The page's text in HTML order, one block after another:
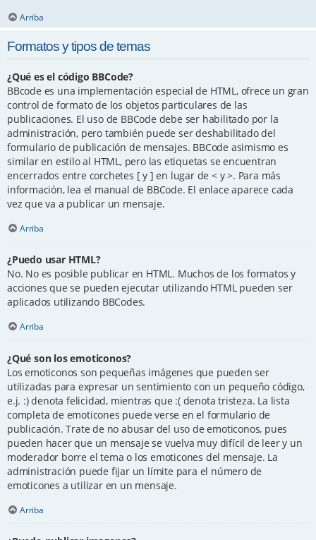
Arriba
Formatos y tipos de temas
¿Qué es el código BBCode?
BBcode es una implementación especial de HTML, ofrece un gran
control de formato de los objetos particulares de las
publicaciones. El uso de BBCode debe ser habilitado por la
administración, pero también puede ser deshabilitado del
formulario de publicación de mensajes. BBCode asimismo es
similar en estilo al HTML, pero las etiquetas se encuentran
encerrados entre corchetes [ y ] en lugar de < y >. Para más
información, lea el manual de BBCode. El enlace aparece cada
vez que va a publicar un mensaje.
Arriba
¿Puedo usar HTML?
No. No es posible publicar en HTML. Muchos de los formatos y
acciones que se pueden ejecutar utilizando HTML pueden ser
aplicados utilizando BBCodes.
Arriba
¿Qué son los emoticonos?
Los emoticonos son pequeñas imágenes que pueden ser
utilizadas para expresar un sentimiento con un pequeño código,
e.j. :) denota felicidad, mientras que :( denota tristeza. La lista
completa de emoticones puede verse en el formulario de
publicación. Trate de no abusar del uso de emoticonos, pues
pueden hacer que un mensaje se vuelva muy difícil de leer y un
moderador borre el tema o los emoticones del mensaje. La
administración puede fijar un límite para el número de
emoticones a utilizar en un mensaje.
Arriba